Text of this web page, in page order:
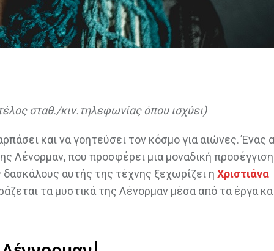
σταθ./κιν.τηλεφωνίας όπου ισχύει)
και να γοητεύσει τον κόσμο για αιώνες. Ένας
Λένορμαν, που προσφέρει μια μοναδική
αυτής της τέχνης ξεχωρίζει η Χριστιάνα
τα μυστικά της Λένορμαν μέσα από τα έργα